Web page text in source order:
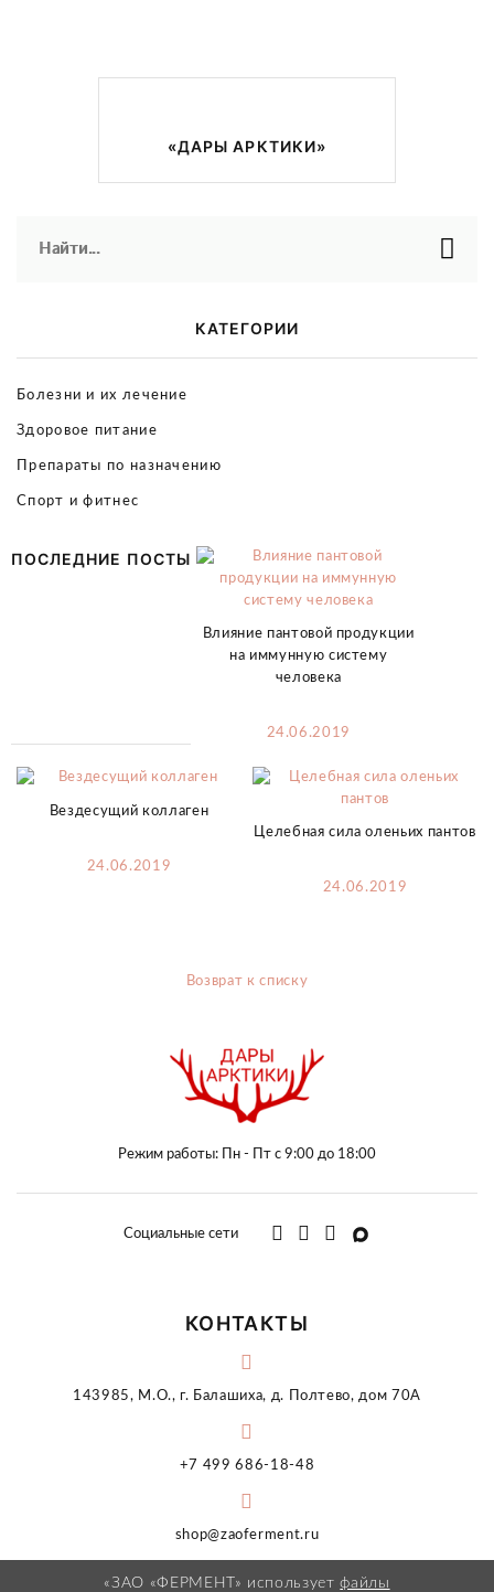
«ДАРЫ АРКТИКИ»
Найти...
КАТЕГОРИИ
Болезни и их лечение
Здоровое питание
Препараты по назначению
Спорт и фитнес
ПОСЛЕДНИЕ ПОСТЫ
Влияние пантовой продукции
на иммунную систему
человека
24.06.2019
Вездесущий коллаген
24.06.2019
Целебная сила оленьих пантов
24.06.2019
Возврат к списку
Режим работы: Пн - Пт с 9:00 до 18:00
Социальные сети
КОНТАКТЫ
143985, М.О., г. Балашиха, д. Полтево, дом 70А
+7 499 686-18-48
shop@zaoferment.ru
«ЗАО «ФЕРМЕНТ» используетфайлы